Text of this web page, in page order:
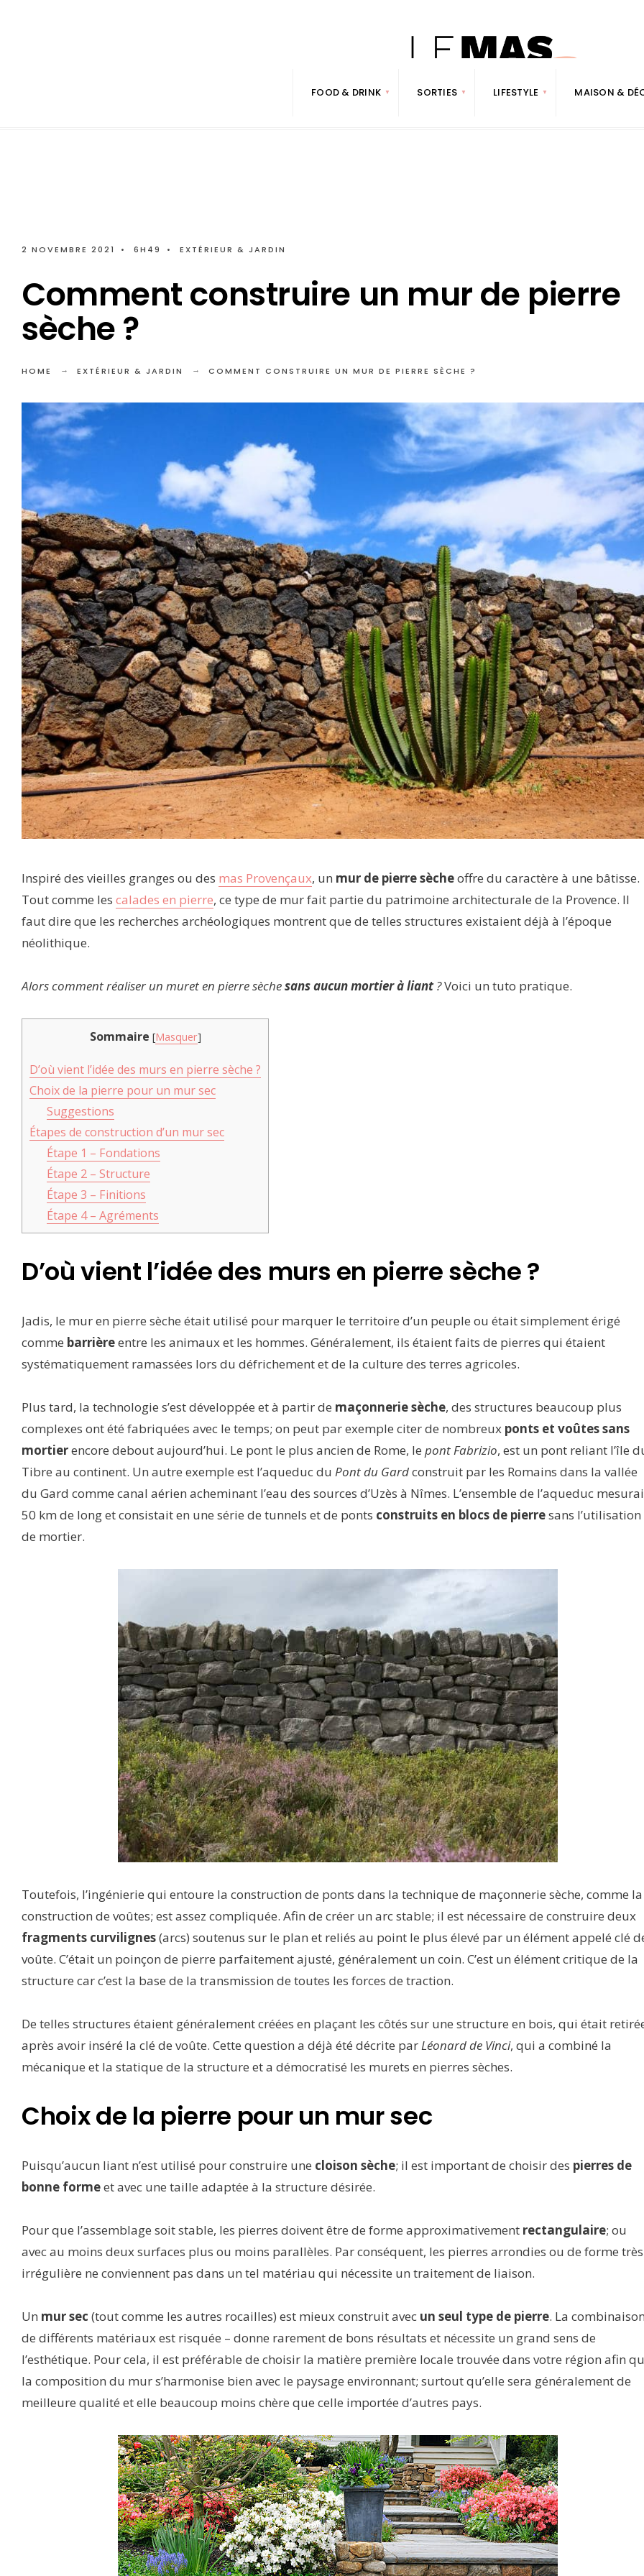
FOOD & DRINK SORTIES LIFESTYLE MAISON &
2 NOVEMBRE 2021 • 6H49 • EXTÉRIEUR & JARDIN
Comment construire un mur de pierre
sèche ?
HOME EXTÉRIEUR & JARDIN COMMENT CONSTRUIRE UN MUR DE PIERRE SÈCHE ?
Inspiré des vieilles granges ou des mas Provençaux, un mur de pierre sècheoffre du caractère à une bâtisse.
Tout comme les calades en pierre, ce type de mur fait partie du patrimoine architecturale de la Provence. Il
faut dire que les recherches archéologiques montrent que de telles structures existaient déjà à l’époque
néolithique.
Alors comment réaliser un muret en pierre sèchesans aucun mortier à liant?Voici un tuto pratique.
Sommaire [Masquer]
D’où vient l’idée des murs en pierre sèche ?
Choix de la pierre pour un mur sec
Suggestions
Étapes de construction d’un mur sec
Étape 1 – Fondations
Étape 2 – Structure
Étape 3 – Finitions
Étape 4 – Agréments
D’où vient l’idée des murs en pierre sèche ?
Jadis, le mur en pierre sèche était utilisé pour marquer le territoire d’un peuple ou était simplement érigé
comme barrièreentre les animaux et les hommes. Généralement, ils étaient faits de pierres qui étaient
systématiquement ramassées lors du défrichement et de la culture des terres agricoles.
Plus tard, la technologie s’est développée et à partir de maçonnerie sèche, des structures beaucoup plus
complexes ont été fabriquées avec le temps; on peut par exemple citer de nombreux ponts et voûtes sans
mortierencore debout aujourd’hui. Le pont le plus ancien de Rome, le pont Fabrizio, est un pont reliant l’île
Tibre au continent. Un autre exemple est l’aqueduc du Pont du Gardconstruit par les Romains dans la vallée
du Gard comme canal aérien acheminant l’eau des sources d’Uzès à Nîmes. L’ensemble de l’aqueduc
50 km de long et consistait en une série de tunnels et de ponts construits en blocs de pierresans l’utilisation
de mortier.
Toutefois, l’ingénierie qui entoure la construction de ponts dans la technique de maçonnerie sèche, comme la
construction de voûtes; est assez compliquée. Afin de créer un arc stable; il est nécessaire de construire deux
fragments curvilignes(arcs) soutenus sur le plan et reliés au point le plus élevé par un élément appelé clé
voûte. C’était un poinçon de pierre parfaitement ajusté, généralement un coin. C’est un élément critique de la
structure car c’est la base de la transmission de toutes les forces de traction.
De telles structures étaient généralement créées en plaçant les côtés sur une structure en bois, qui était
après avoir inséré la clé de voûte. Cette question a déjà été décrite parLéonard de Vinci, qui a combiné la
mécanique et la statique de la structure et a démocratisé les murets en pierres sèches.
Choix de la pierre pour un mur sec
Puisqu’aucun liant n’est utilisé pour construire une cloison sèche; il est important de choisir des pierres de
bonne formeet avec une taille adaptée à la structure désirée.
Pour que l’assemblage soit stable, les pierres doivent être de forme approximativement rectangulaire; ou
avec au moins deux surfaces plus ou moins parallèles. Par conséquent, les pierres arrondies ou de forme très
irrégulière ne conviennent pas dans un tel matériau qui nécessite un traitement de liaison.
Un mur sec (tout comme les autres rocailles) est mieux construit avec un seul type de pierre. La
de différents matériaux est risquée – donne rarement de bons résultats et nécessite un grand sens de
l’esthétique. Pour cela, il est préférable de choisir la matière première locale trouvée dans votre région afin
la composition du mur s’harmonise bien avec le paysage environnant; surtout qu’elle sera généralement de
meilleure qualité et elle beaucoup moins chère que celle importée d’autres pays.